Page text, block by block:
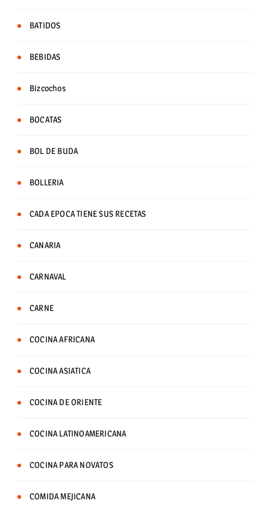
BATIDOS
BEBIDAS
Bizcochos
BOCATAS
BOL DE BUDA
BOLLERIA
CADA EPOCA TIENE SUS RECETAS
CANARIA
CARNAVAL
CARNE
COCINA AFRICANA
COCINA ASIATICA
COCINA DE ORIENTE
COCINA LATINOAMERICANA
COCINA PARA NOVATOS
COMIDA MEJICANA